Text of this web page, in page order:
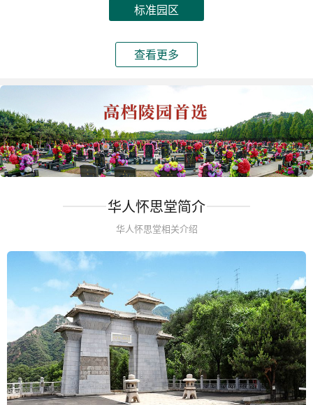
标准园区
查看更多
华人怀思堂简介
华人怀思堂相关介绍